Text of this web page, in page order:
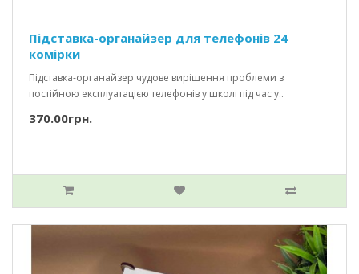
Підставка-органайзер для телефонів 24
комірки
Підставка-органайзер чудове вирішення проблеми з
постійною експлуатацією телефонів у школі під час у..
370.00грн.